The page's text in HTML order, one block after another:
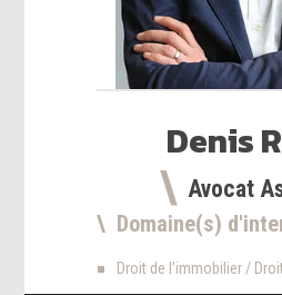
Denis
Avocat
Domaine(s)
Droit de l’immobilier /